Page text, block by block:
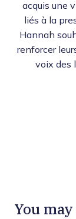
acquis une
liés à la
Hannah
renforcer
voix des
You